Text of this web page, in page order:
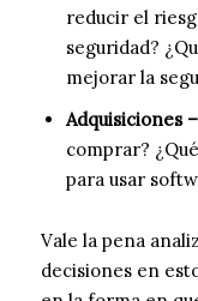
reducir el
seguridad?
mejorar la
Adquisiciones –
comprar?
para usar
Vale la pena
decisiones en